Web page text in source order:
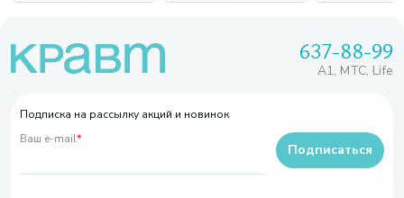
637-88-99
A1, МТС, Life
Подписка на рассылку акций и новинок
Ваш e-mail*
Подписаться